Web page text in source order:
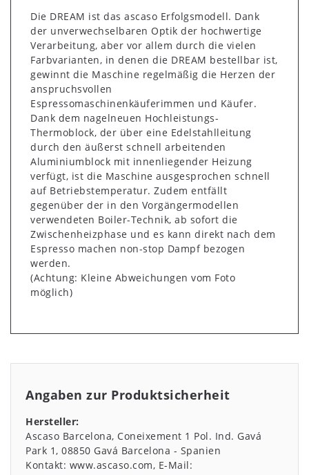
Die DREAM ist das ascaso Erfolgsmodell. Dank
der unverwechselbaren Optik der hochwertige
Verarbeitung, aber vor allem durch die vielen
Farbvarianten, in denen die DREAM bestellbar ist,
gewinnt die Maschine regelmäßig die Herzen der
anspruchsvollen
Espressomaschinenkäuferimmen und Käufer.
Dank dem nagelneuen Hochleistungs-
Thermoblock, der über eine Edelstahlleitung
durch den äußerst schnell arbeitenden
Aluminiumblock mit innenliegender Heizung
verfügt, ist die Maschine ausgesprochen schnell
auf Betriebstemperatur. Zudem entfällt
gegenüber der in den Vorgängermodellen
verwendeten Boiler-Technik, ab sofort die
Zwischenheizphase und es kann direkt nach dem
Espresso machen non-stop Dampf bezogen
werden.
(Achtung: Kleine Abweichungen vom Foto
möglich)
Angaben zur Produktsicherheit
Hersteller:
Ascaso Barcelona Coneixement 1 Pol. Ind. Gavá
Park 1 08850 Gavá Barcelona
Spanien
Kontakt: www.ascaso.com E-Mail: